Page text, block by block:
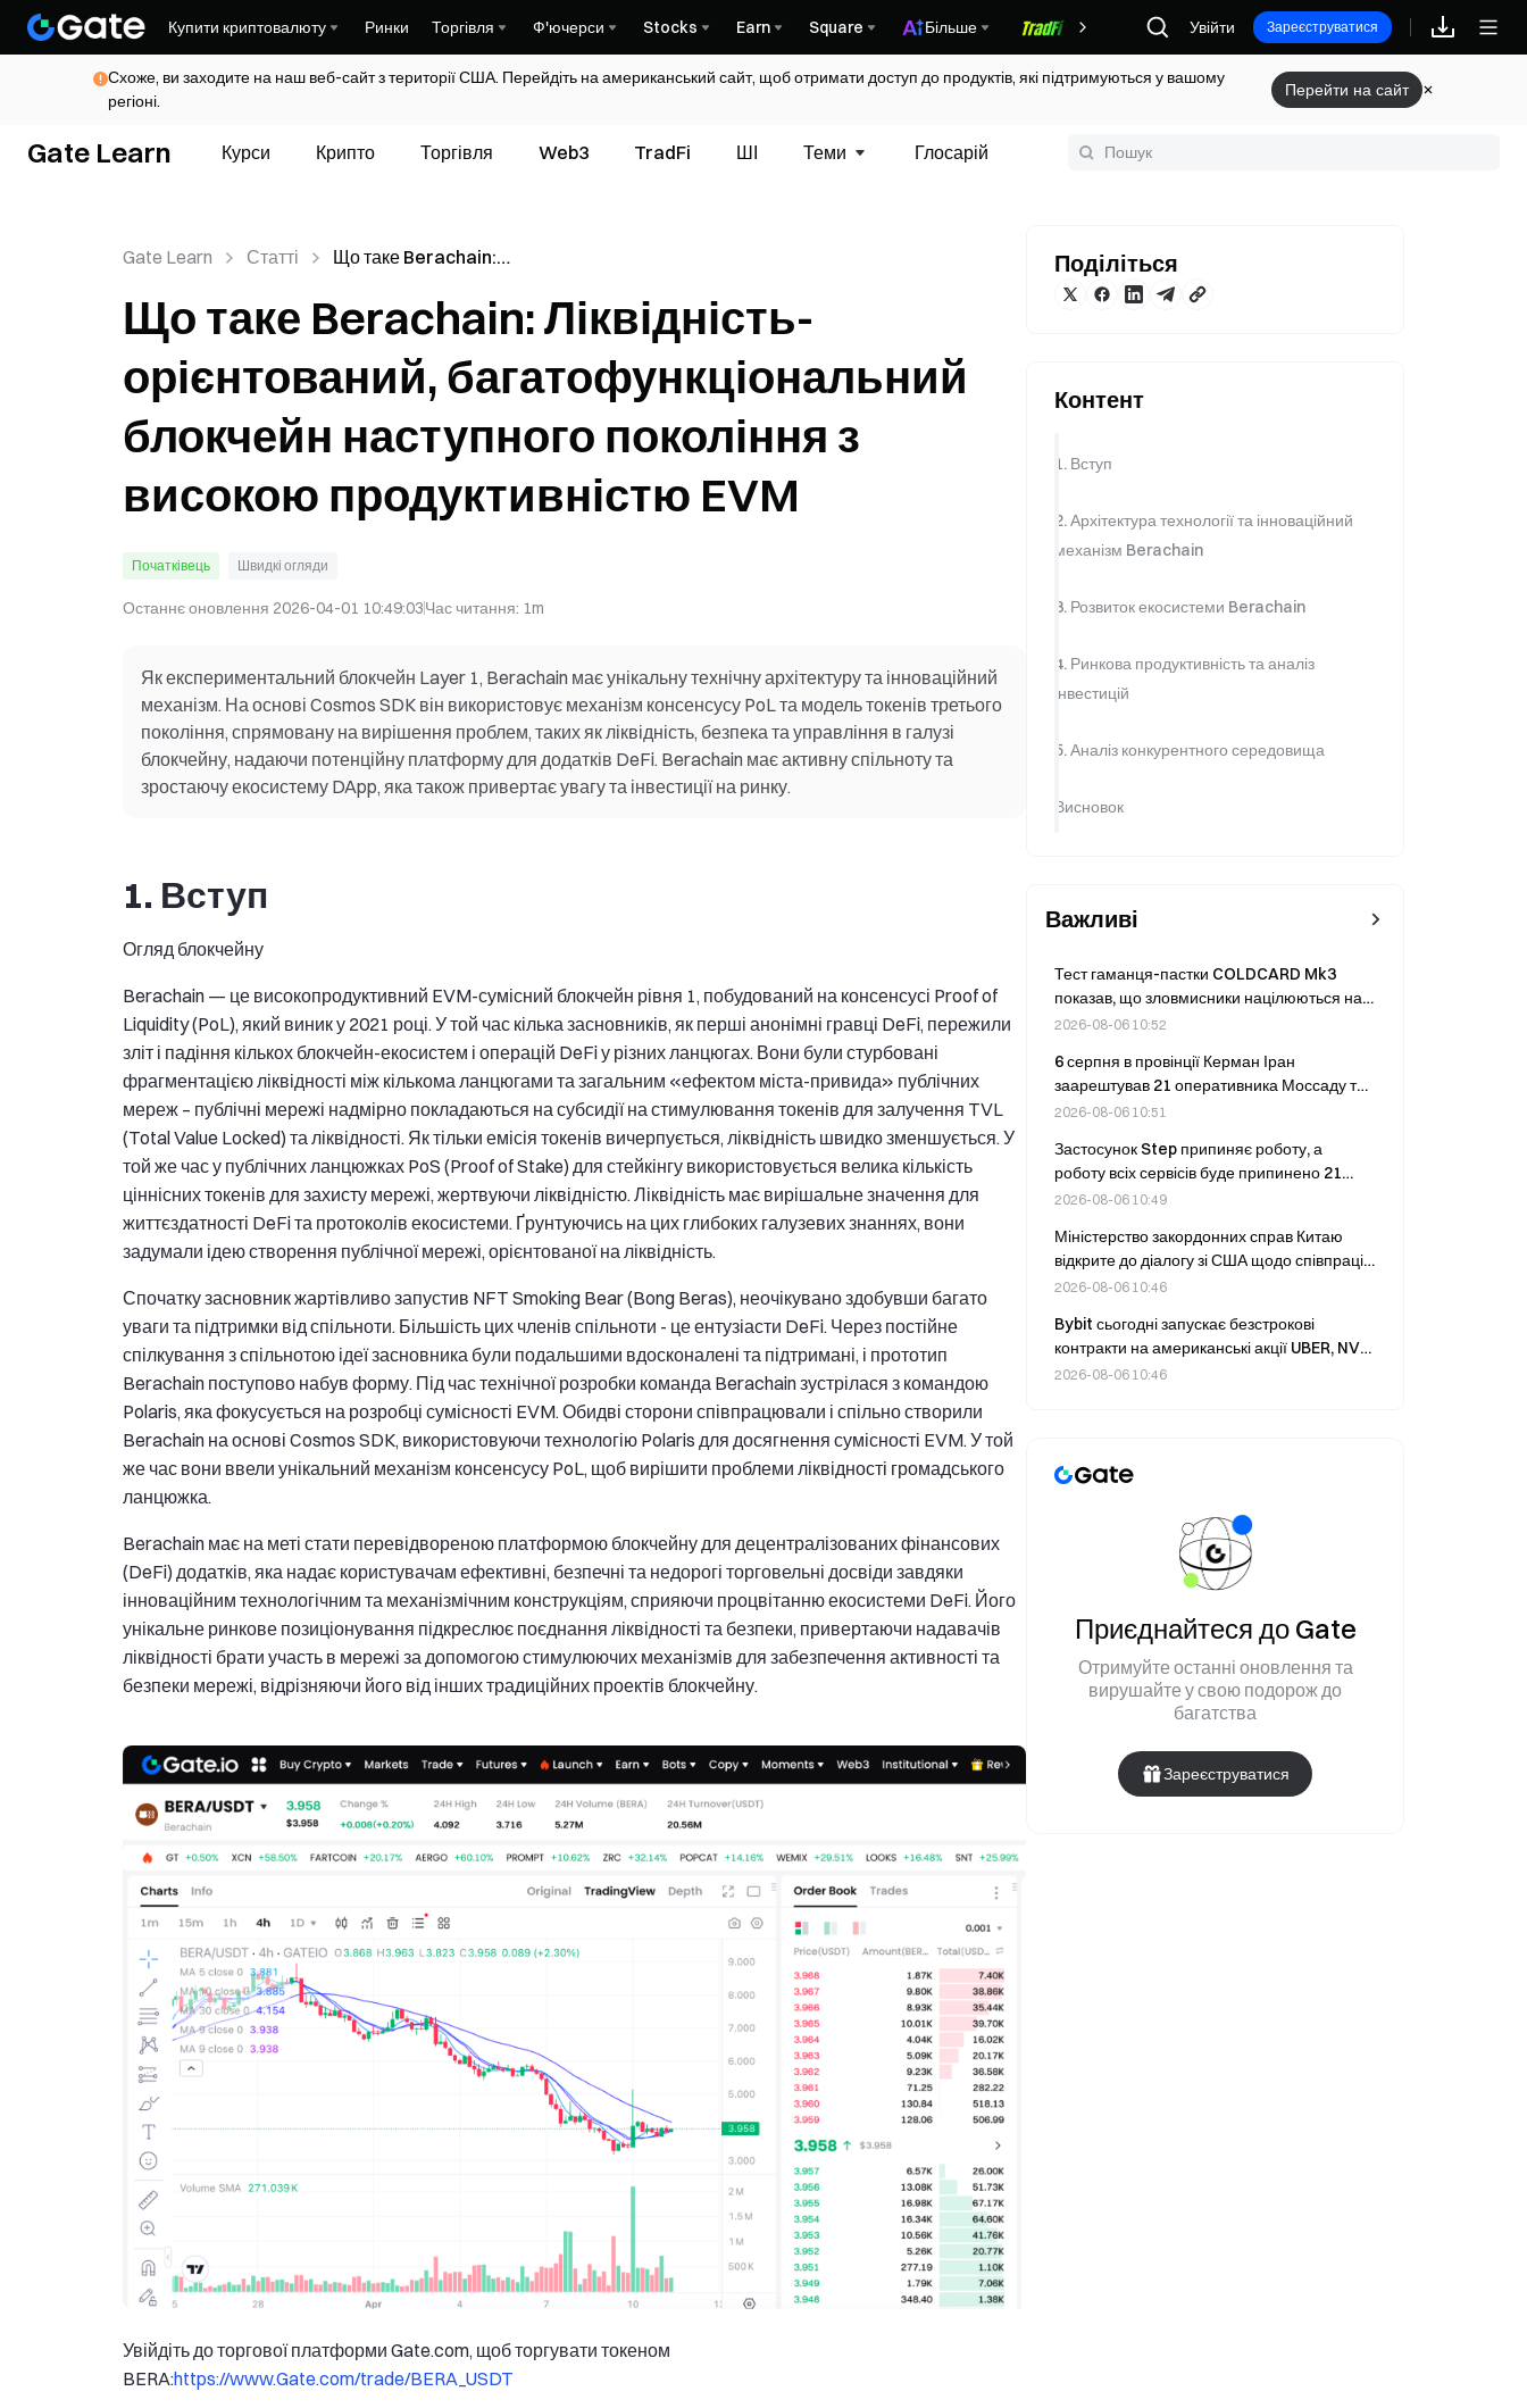
Купити криптовалюту Ринки Торгівля Ф'ючерси Stocks Earn Square Більше Винагороди
Увійти Зареєструватися
Схоже, ви заходите на наш веб-сайт з території США. Перейдіть на американський сайт, щоб отримати доступ до продуктів, які підтримуються у вашому
регіоні.
Перейти на сайт
Gate Learn Курси Крипто Торгівля Web3 TradFi ШІ Теми Глосарій
Gate Learn Статті
Що таке Berachain:
багатофункціональний
блокчейн наступного
покоління з високою
продуктивністю EVM
Що таке Berachain: Ліквідність-
орієнтований, багатофункціональний
блокчейн наступного покоління з
високою продуктивністю EVM
Початківець Швидкі огляди
Останнє оновлення 2026-04-01 10:49:03Час читання: 1m
Як експериментальний блокчейн Layer 1, Berachain має унікальну технічну архітектуру та інноваційний
механізм. На основі Cosmos SDK він використовує механізм консенсусу PoL та модель токенів третього
покоління, спрямовану на вирішення проблем, таких як ліквідність, безпека та управління в галузі
блокчейну, надаючи потенційну платформу для додатків DeFi. Berachain має активну спільноту та
зростаючу екосистему DApp, яка також привертає увагу та інвестиції на ринку.
1. Вступ
Огляд блокчейну
Berachain — це високопродуктивний EVM-сумісний блокчейн рівня 1, побудований на консенсусі Proof of
Liquidity (PoL), який виник у 2021 році. У той час кілька засновників, як перші анонімні гравці DeFi, пережили
зліт і падіння кількох блокчейн-екосистем і операцій DeFi у різних ланцюгах. Вони були стурбовані
фрагментацією ліквідності між кількома ланцюгами та загальним «ефектом міста-привида» публічних
мереж – публічні мережі надмірно покладаються на субсидії на стимулювання токенів для залучення TVL
(Total Value Locked) та ліквідності. Як тільки емісія токенів вичерпується, ліквідність швидко зменшується. У
той же час у публічних ланцюжках PoS (Proof of Stake) для стейкінгу використовується велика кількість
ціннісних токенів для захисту мережі, жертвуючи ліквідністю. Ліквідність має вирішальне значення для
життєздатності DeFi та протоколів екосистеми. Ґрунтуючись на цих глибоких галузевих знаннях, вони
задумали ідею створення публічної мережі, орієнтованої на ліквідність.
Спочатку засновник жартівливо запустив NFT Smoking Bear (Bong Beras), неочікувано здобувши багато
уваги та підтримки від спільноти. Більшість цих членів спільноти - це ентузіасти DeFi. Через постійне
спілкування з спільнотою ідеї засновника були подальшими вдосконалені та підтримані, і прототип
Berachain поступово набув форму. Під час технічної розробки команда Berachain зустрілася з командою
Polaris, яка фокусується на розробці сумісності EVM. Обидві сторони співпрацювали і спільно створили
Berachain на основі Cosmos SDK, використовуючи технологію Polaris для досягнення сумісності EVM. У той
же час вони ввели унікальний механізм консенсусу PoL, щоб вирішити проблеми ліквідності громадського
ланцюжка.
Berachain має на меті стати перевідвореною платформою блокчейну для децентралізованих фінансових
(DeFi) додатків, яка надає користувачам ефективні, безпечні та недорогі торговельні досвіди завдяки
інноваційним технологічним та механізмічним конструкціям, сприяючи процвітанню екосистеми DeFi. Його
унікальне ринкове позиціонування підкреслює поєднання ліквідності та безпеки, привертаючи надавачів
ліквідності брати участь в мережі за допомогою стимулюючих механізмів для забезпечення активності та
безпеки мережі, відрізняючи його від інших традиційних проектів блокчейну.
Увійдіть до торгової платформи Gate.com, щоб торгувати токеном
BERA:https://www.Gate.com/trade/BERA_USDT
Поділіться
Контент
1. Вступ
2. Архітектура технології та інноваційний
механізм Berachain
3. Розвиток екосистеми Berachain
4. Ринкова продуктивність та аналіз
інвестицій
5. Аналіз конкурентного середовища
Висновок
Важливі
Тест гаманця-пастки COLDCARD Mk3
показав, що зловмисники націлюються на
найбільш вразливі гаманці: кошти з одного з
2026-08-06 10:52
6 серпня в провінції Керман Іран
заарештував 21 оперативника Моссаду та
чотирьох членів збройного угруповання.
2026-08-06 10:51
Застосунок Step припиняє роботу, а
роботу всіх сервісів буде припинено 21
серпня.
2026-08-06 10:49
Міністерство закордонних справ Китаю
відкрите до діалогу зі США щодо співпраці у
правоохоронній сфері, заявив речник Лінь
2026-08-06 10:46
Bybit сьогодні запускає безстрокові
контракти на американські акції UBER, NVO
та NET із кредитним плечем до 25x
2026-08-06 10:46
Приєднайтеся до Gate
Отримуйте останні оновлення та
вирушайте у свою подорож до
багатства
Зареєструватися